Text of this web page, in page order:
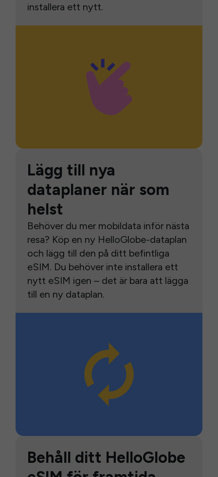
installera ett nytt.
Lägg till nya
dataplaner när som
helst
Behöver du mer mobildata inför nästa
resa? Köp en ny HelloGlobe-dataplan
och lägg till den på ditt befintliga
eSIM. Du behöver inte installera ett
nytt eSIM igen – det är bara att lägga
till en ny dataplan.
Behåll ditt HelloGlobe